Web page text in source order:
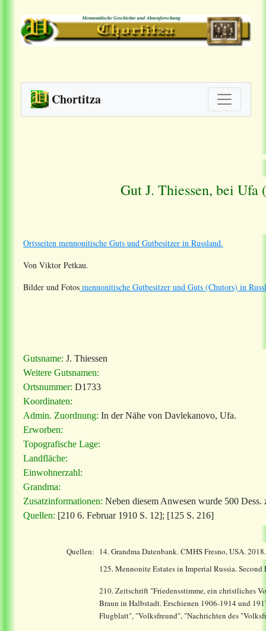
Chortitza
Gut J. Thiessen, bei
Ortsseiten mennonitische Guts und Gutbesitzer in Russland.
Von Viktor Petkau.
Bilder und Fotos mennonitische Gutbesitzer und Guts (Chutors) in
Gutsname: J. Thiessen
Weitere Gutsnamen:
Ortsnummer: D1733
Koordinaten:
Admin. Zuordnung: In der Nähe von Davlekanovo, Ufa.
Erworben:
Topografische Lage:
Landfläche:
Einwohnerzahl:
Grandma:
Zusatzinformationen: Neben diesem Anwesen wurde 500
Quellen: [210 6. Februar 1910 S. 12]; [125 S. 216]
Quellen: 14.Grandma Datenbank. CMHS Fresno, USA.
125. Mennonite Estates in Imperial Russia.
210. Zeitschrift "Friedensstimme, ein christliches
Braun in Halbstadt. Erschienen 1906-1914 und
Flugblatt", "Volksfreund", "Nachrichten des